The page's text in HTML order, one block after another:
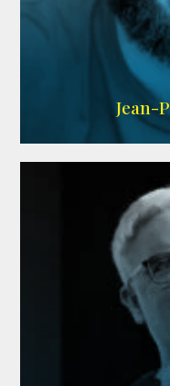
Jean-